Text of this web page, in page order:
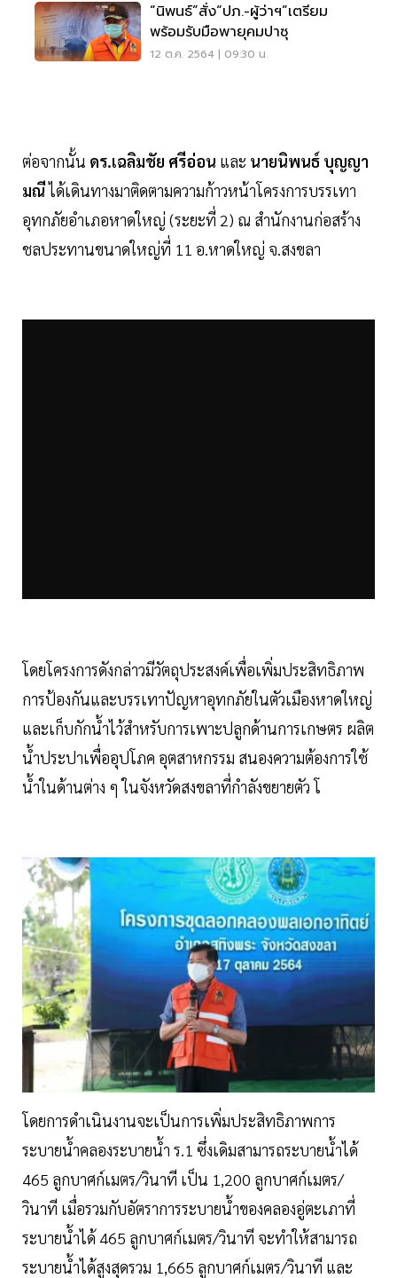
“นิพนธ์”สั่ง“ปภ.-ผู้ว่าฯ”เตรียม
พร้อมรับมือพายุคมปาซุ
12 ต.ค. 2564 | 09:30 น.
ต่อจากนั้น ดร.เฉลิมชัย ศรีอ่อน และ นายนิพนธ์ บุญญา
มณีได้เดินทางมาติดตามความก้าวหน้าโครงการบรรเทา
อุทกภัยอำเภอหาดใหญ่ (ระยะที่ 2) ณ สำนักงานก่อสร้าง
ชลประทานขนาดใหญ่ที่ 11 อ.หาดใหญ่ จ.สงขลา
โดยโครงการดังกล่าวมีวัตถุประสงค์เพื่อเพิ่มประสิทธิภาพ
การป้องกันและบรรเทาปัญหาอุทกภัยในตัวเมืองหาดใหญ่
และเก็บกักน้ำไว้สำหรับการเพาะปลูกด้านการเกษตร ผลิต
น้ำประปาเพื่ออุปโภค อุตสาหกรรม สนองความต้องการใช้
น้ำในด้านต่าง ๆ ในจังหวัดสงขลาที่กำลังขยายตัว โ
โดยการดำเนินงานจะเป็นการเพิ่มประสิทธิภาพการ
ระบายน้ำคลองระบายน้ำ ร.1 ซึ่งเดิมสามารถระบายน้ำได้
465 ลูกบาศก์เมตร/วินาที เป็น 1,200 ลูกบาศก์เมตร/
วินาที เมื่อรวมกับอัตราการระบายน้ำของคลองอู่ตะเภาที่
ระบายน้ำได้ 465 ลูกบาศก์เมตร/วินาที จะทำให้สามารถ
ระบายน้ำได้สูงสุดรวม 1,665 ลูกบาศก์เมตร/วินาที และ